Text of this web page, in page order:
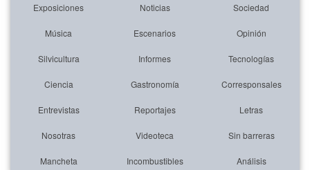
Exposiciones Noticias Sociedad
Música Escenarios Opinión
Silvicultura Informes Tecnologías
Ciencia Gastronomía Corresponsales
Entrevistas Reportajes Letras
Nosotras Videoteca Sin barreras
Mancheta Incombustibles Análisis